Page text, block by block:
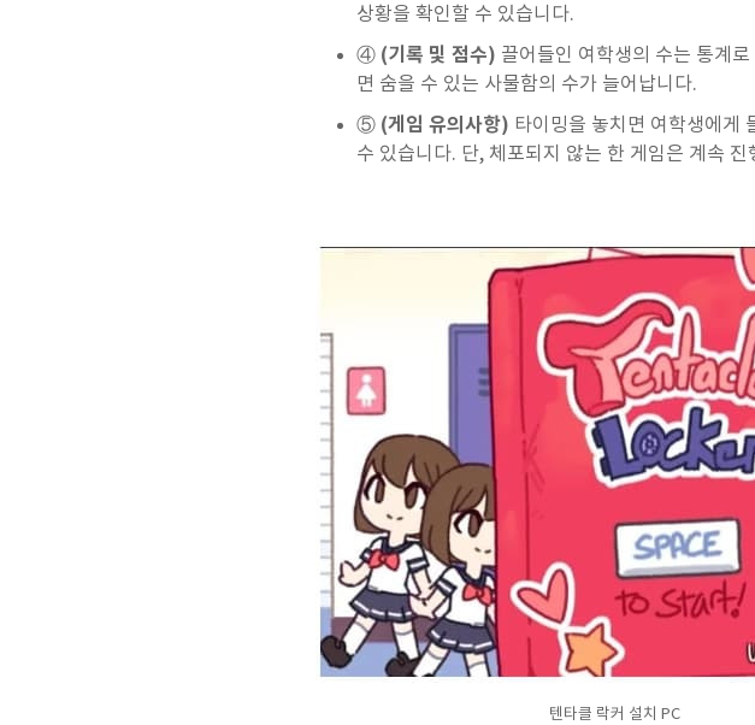
상황을 확인할 수 있습니다.
④ (기록 및 점수) 끌어들인 여학생의 수는 통계
면 숨을 수 있는 사물함의 수가 늘어납니다.
⑤ (게임 유의사항) 타이밍을 놓치면 여학생에게
수 있습니다. 단, 체포되지 않는 한 게임은 계속 진
텐타클 락커 설치 PC